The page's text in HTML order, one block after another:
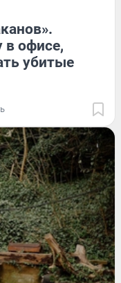
в офисе,
убитые